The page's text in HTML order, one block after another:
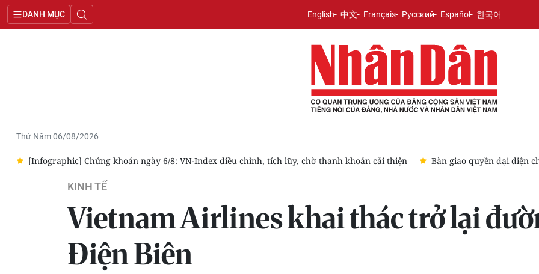
DANH MỤC English 中文 Français Русский Español 한국어
Thứ Năm 06/08/2026
[Infographic] Chứng khoán ngày 6/8: VN-Index điều chỉnh, tích lũy, chờ thanh khoản cải thiện Bàn giao quyền đại diện
KINH TẾ
Vietnam Airlines khai thác trở lại
Điện Biên